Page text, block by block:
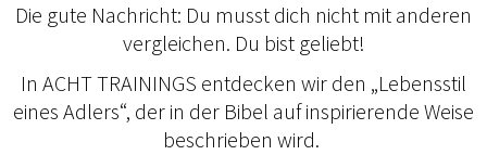
Die gute Nachricht: Du musst dich nicht mit anderen
vergleichen. Du bist geliebt!
In ACHT TRAININGS entdecken wir den „Lebensstil
eines Adlers“, der in der Bibel auf inspirierende Weise
beschrieben wird.